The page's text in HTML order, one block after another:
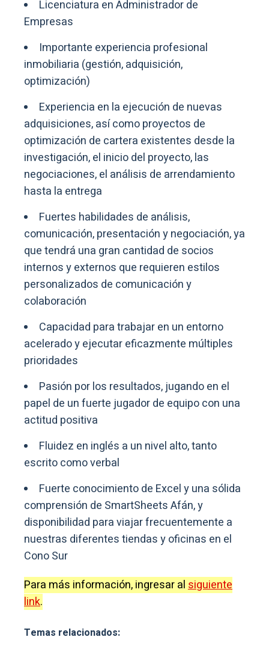
Licenciatura en Administrador de
Empresas
Importante experiencia profesional
inmobiliaria (gestión, adquisición,
optimización)
Experiencia en la ejecución de nuevas
adquisiciones, así como proyectos de
optimización de cartera existentes desde la
investigación, el inicio del proyecto, las
negociaciones, el análisis de arrendamiento
hasta la entrega
Fuertes habilidades de análisis,
comunicación, presentación y negociación, ya
que tendrá una gran cantidad de socios
internos y externos que requieren estilos
personalizados de comunicación y
colaboración
Capacidad para trabajar en un entorno
acelerado y ejecutar eficazmente múltiples
prioridades
Pasión por los resultados, jugando en el
papel de un fuerte jugador de equipo con una
actitud positiva
Fluidez en inglés a un nivel alto, tanto
escrito como verbal
Fuerte conocimiento de Excel y una sólida
comprensión de SmartSheets Afán, y
disponibilidad para viajar frecuentemente a
nuestras diferentes tiendas y oficinas en el
Cono Sur
Para más información, ingresar alsiguiente
link.
Temas relacionados: